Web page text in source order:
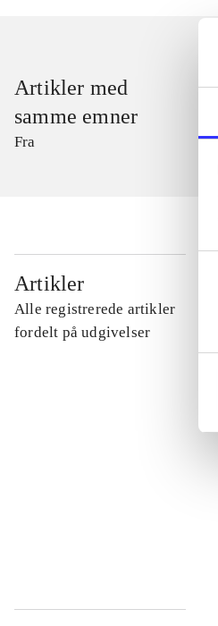
Artikler med
samme emner
Fra
Artikler
Alle registrerede artikler
fordelt på udgivelser